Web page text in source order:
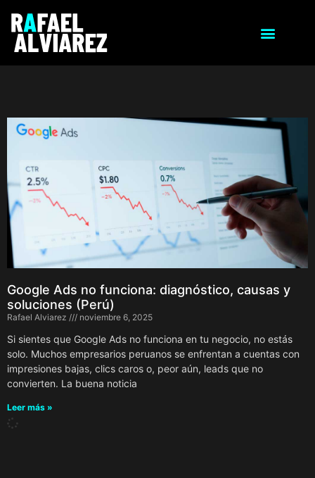
Google Ads no funciona: diagnóstico, causas y
soluciones (Perú)
Rafael Alviarez noviembre 6, 2025
Si sientes que Google Ads no funciona en tu negocio, no estás
solo. Muchos empresarios peruanos se enfrentan a cuentas con
impresiones bajas, clics caros o, peor aún, leads que no
convierten. La buena noticia
Leer más »